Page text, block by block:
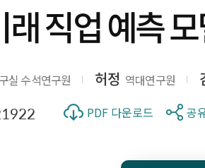
래 직업 예측
실 수석연구원 허정 역대연구원
PDF 다운로드 공